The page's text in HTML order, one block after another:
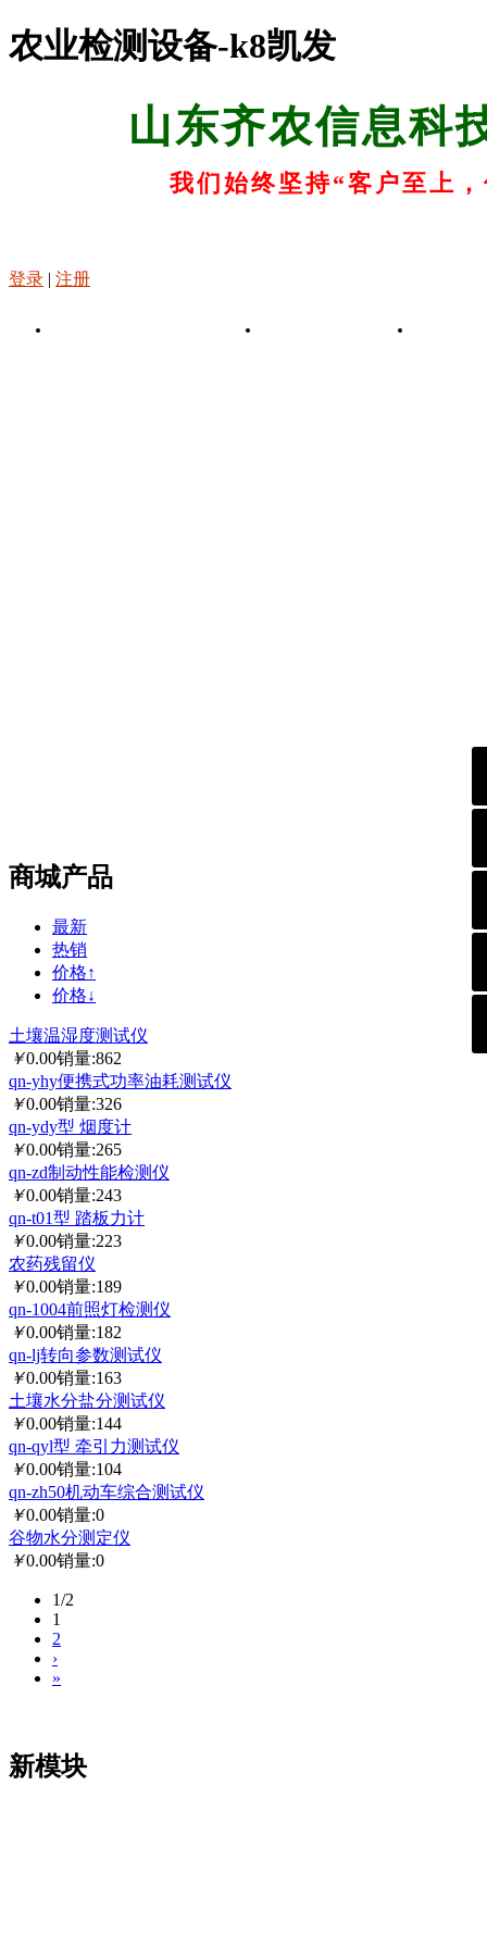
农业检测设备-k8凯发
山东齐农信息科
我们始终坚持“客户至上
登录 | 注册
商城产品
最新
热销
价格↑
价格↓
土壤温湿度测试仪
￥0.00销量:862
qn-yhy便携式功率油耗测试仪
￥0.00销量:326
qn-ydy型 烟度计
￥0.00销量:265
qn-zd制动性能检测仪
￥0.00销量:243
qn-t01型 踏板力计
￥0.00销量:223
农药残留仪
￥0.00销量:189
qn-1004前照灯检测仪
￥0.00销量:182
qn-lj转向参数测试仪
￥0.00销量:163
土壤水分盐分测试仪
￥0.00销量:144
qn-qyl型 牵引力测试仪
￥0.00销量:104
qn-zh50机动车综合测试仪
￥0.00销量:0
谷物水分测定仪
￥0.00销量:0
1/2
1
2
›
»
新模块